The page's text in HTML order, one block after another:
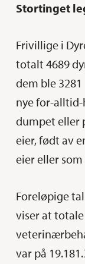
Stortinget
Frivillige i
totalt 4689
dem ble
nye for-
dumpet eller
eier, født av
eier eller
Foreløpige
viser at
var på